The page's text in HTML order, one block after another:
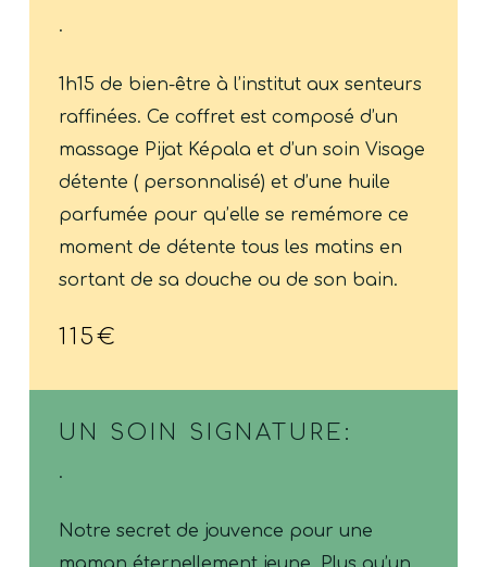
.
1h15 de bien-être à l’institut aux senteurs
raffinées. Ce coffret est composé d’un
massage Pijat Képala et d’un soin Visage
détente ( personnalisé) et d’une huile
parfumée pour qu’elle se remémore ce
moment de détente tous les matins en
sortant de sa douche ou de son bain.
115€
UN SOIN SIGNATURE:
.
Notre secret de jouvence pour une